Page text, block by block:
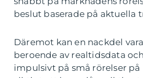
beslut baserade på aktuella
Däremot kan en nackdel
beroende av realtidsdata
impulsivt på små rörelser på